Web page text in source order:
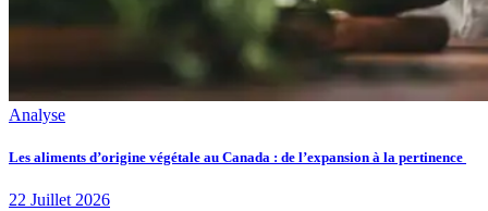
Analyse
Les aliments d’origine végétale au Canada : de l’expansion à la pertinence
22 Juillet 2026